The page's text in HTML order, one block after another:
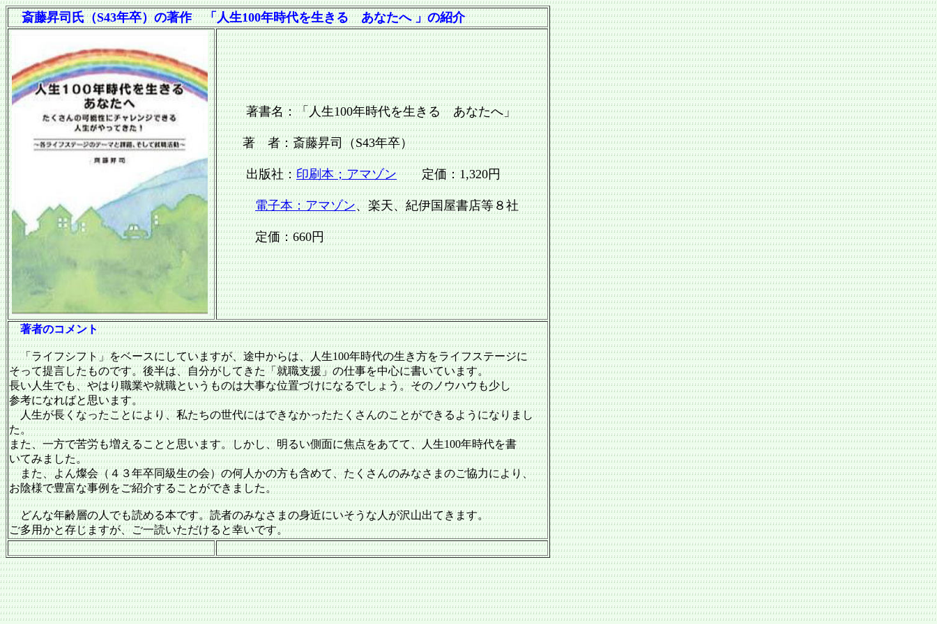
斎藤昇司氏（S43年卒）の著作 「人生100年時代を生きる あなたへ 」の紹介
著書名：「人生100年時代を生きる あなたへ」
著 者：斎藤昇司（S43年卒）
出版社：印刷本；アマゾン定価：1,320円
電子本：アマゾン、楽天、紀伊国屋書店等８社
定価：660円
著者のコメント
「ライフシフト」をベースにしていますが、途中からは、人生100年時代の生き方をライフステージに
そって提言したものです。後半は、自分がしてきた「就職支援」の仕事を中心に書いています。
長い人生でも、やはり職業や就職というものは大事な位置づけになるでしょう。そのノウハウも少し
参考になればと思います。
人生が長くなったことにより、私たちの世代にはできなかったたくさんのことができるようになりまし
た。
また、一方で苦労も増えることと思います。しかし、明るい側面に焦点をあてて、人生100年時代を書
いてみました。
また、よん燦会（４３年卒同級生の会）の何人かの方も含めて、たくさんのみなさまのご協力により、
お陰様で豊富な事例をご紹介することができました。
どんな年齢層の人でも読める本です。読者のみなさまの身近にいそうな人が沢山出てきます。
ご多用かと存じますが、ご一読いただけると幸いです。